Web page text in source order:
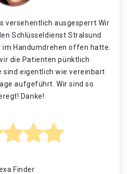
versehentlich ausgesperrt Wir
Schlüsseldienst Stralsund
im Handumdrehen offen hatte.
die Patienten pünktlich
sind eigentlich wie vereinbart
aufgeführt. Wir sind so
Danke!
Finder